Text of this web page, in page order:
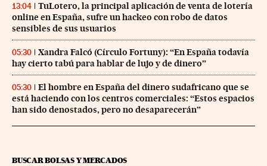
13:04
TuLotero, la principal aplicación de venta de lotería
online en España, sufre un hackeo con robo de datos
sensibles de sus usuarios
05:30
Xandra Falcó (Círculo Fortuny): “En España todavía
hay cierto tabú para hablar de lujo y de dinero”
05:30
El hombre en España del dinero sudafricano que se
está haciendo con los centros comerciales: “Estos espacios
han sido denostados, pero no desaparecerán”
BUSCAR BOLSAS Y MERCADOS